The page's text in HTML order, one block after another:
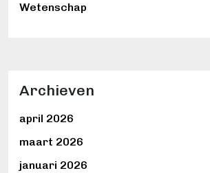
Wetenschap
Archieven
april 2026
maart 2026
januari 2026